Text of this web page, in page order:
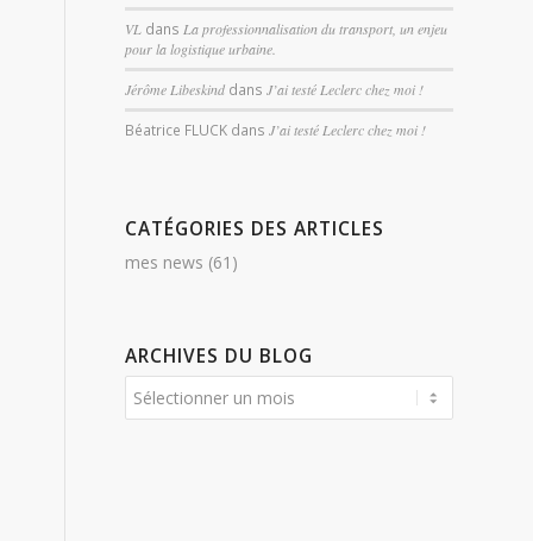
VL dansLa professionnalisation du transport, un enjeu
pour la logistique urbaine.
Jérôme Libeskind dansJ’ai testé Leclerc chez moi !
Béatrice FLUCK dansJ’ai testé Leclerc chez moi !
CATÉGORIES DES ARTICLES
mes news (61)
ARCHIVES DU BLOG